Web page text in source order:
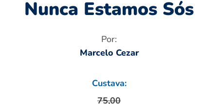
Nunca Estamos Sós
Por:
Marcelo Cezar
Custava:
75,00